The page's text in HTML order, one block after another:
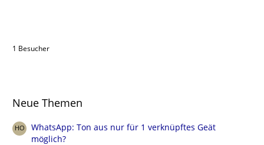
1 Besucher
Neue Themen
WhatsApp: Ton aus nur für 1 verknüpftes Geät
möglich?